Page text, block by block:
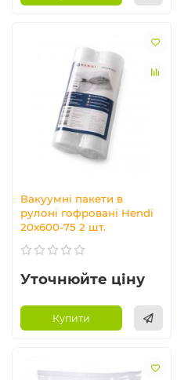
Вакуумні пакети в
рулоні гофровані Hendi
20x600-75 2 шт.
Уточнюйте ціну
Купити